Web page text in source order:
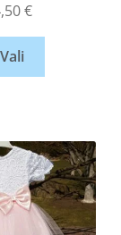
€
Vali